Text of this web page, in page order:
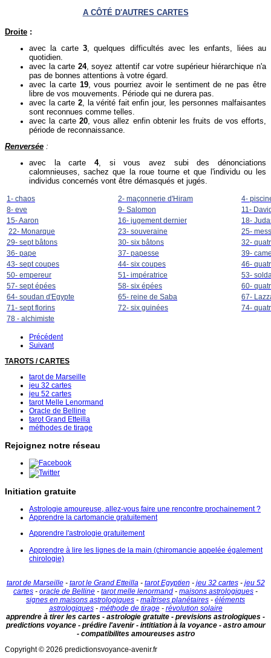
A CÔTÉ D'AUTRES CARTES
Droite :
avec la carte 3, quelques difficultés avec les enfants, liées au
quotidien.
avec la carte 24, soyez attentif car votre supérieur hiérarchique n'a
pas de bonnes attentions à votre égard.
avec la carte 19, vous pourriez avoir le sentiment de ne pas être
libre de vos mouvements. Période qui ne durera pas.
avec la carte 2, la vérité fait enfin jour, les personnes malfaisantes
sont reconnues comme telles.
avec la carte 20, vous allez enfin obtenir les fruits de vos efforts,
période de reconnaissance.
Renversée :
avec la carte 4, si vous avez subi des dénonciations
calomnieuses, sachez que la roue tourne et que l'individu ou les
individus concernés vont être démasqués et jugés.
1- chaos 2- maçonnerie d'Hiram
4-
8- eve
9- Salomon
11-
15- Aaron
16- jugement dernier
18-
22- Monarque
23- souveraine
25-
29- sept bâtons
30- six bâtons
32-
36- pape
37- papesse
39-
43- sept coupes
44- six coupes
46-
50- empereur
51- impératrice
53-
57- sept épées
58- six épées
60-
64- soudan d'Egypte
65- reine de Saba
67-
71- sept florins
72- six guinées
74-
78 - alchimiste
Précédent
Suivant
TAROTS / CARTES
tarot de Marseille
jeu 32 cartes
jeu 52 cartes
tarot Melle Lenormand
Oracle de Belline
tarot Grand Etteilla
méthodes de tirage
Rejoignez notre réseau
Initiation gratuite
Astrologie amoureuse, allez-vous faire une rencontre prochainement ?
Apprendre la cartomancie gratuitement
Apprendre l'astrologie gratuitement
Apprendre à lire les lignes de la main (chiromancie appelée également
chirologie)
tarot de Marseille- tarot le Grand Etteilla- tarot Egyptien - jeu 32 cartes- jeu 52
cartes - oracle de Belline - tarot melle lenormand - maisons astrologiques -
signes en maisons astrologiques - maîtrises planétaires - éléments
astrologiques- méthode de tirage- révolution solaire
apprendre à tirer les cartes - astrologie gratuite - previsions astrologiques -
predictions voyance - prédire l'avenir - intitiation à la voyance - astro amour
- compatibilites amoureuses astro
Copyright © 2026 predictionsvoyance-avenir.fr